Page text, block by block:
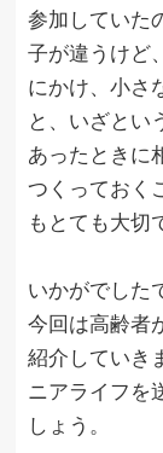
参加していた
子が違うけど
にかけ、小さ
と、いざとい
あったときに
つくっておく
もとても大切
いかがでした
今回は高齢者
紹介していき
ニアライフを
しょう。